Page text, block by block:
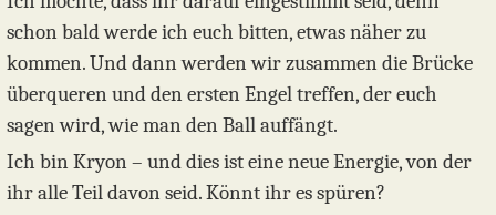
schon bald werde ich euch bitten, etwas näher zu
kommen. Und dann werden wir zusammen die Brücke
überqueren und den ersten Engel treffen, der euch
sagen wird, wie man den Ball auffängt.
Ich bin Kryon – und dies ist eine neue Energie, von der
ihr alle Teil davon seid. Könnt ihr es spüren?